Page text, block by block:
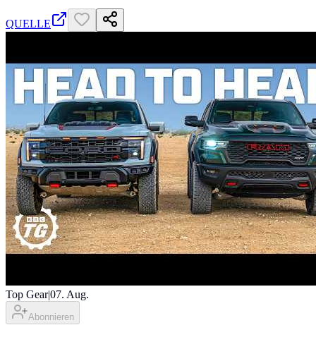
QUELLE
Top Gear|07. Aug.
Abonnieren